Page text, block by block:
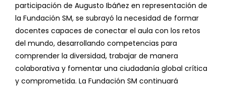
participación de Augusto Ibáñez en representación de
la Fundación SM, se subrayó la necesidad de formar
docentes capaces de conectar el aula con los retos
del mundo, desarrollando competencias para
comprender la diversidad, trabajar de manera
colaborativa y fomentar una ciudadanía global crítica
y comprometida. La Fundación SM continuará